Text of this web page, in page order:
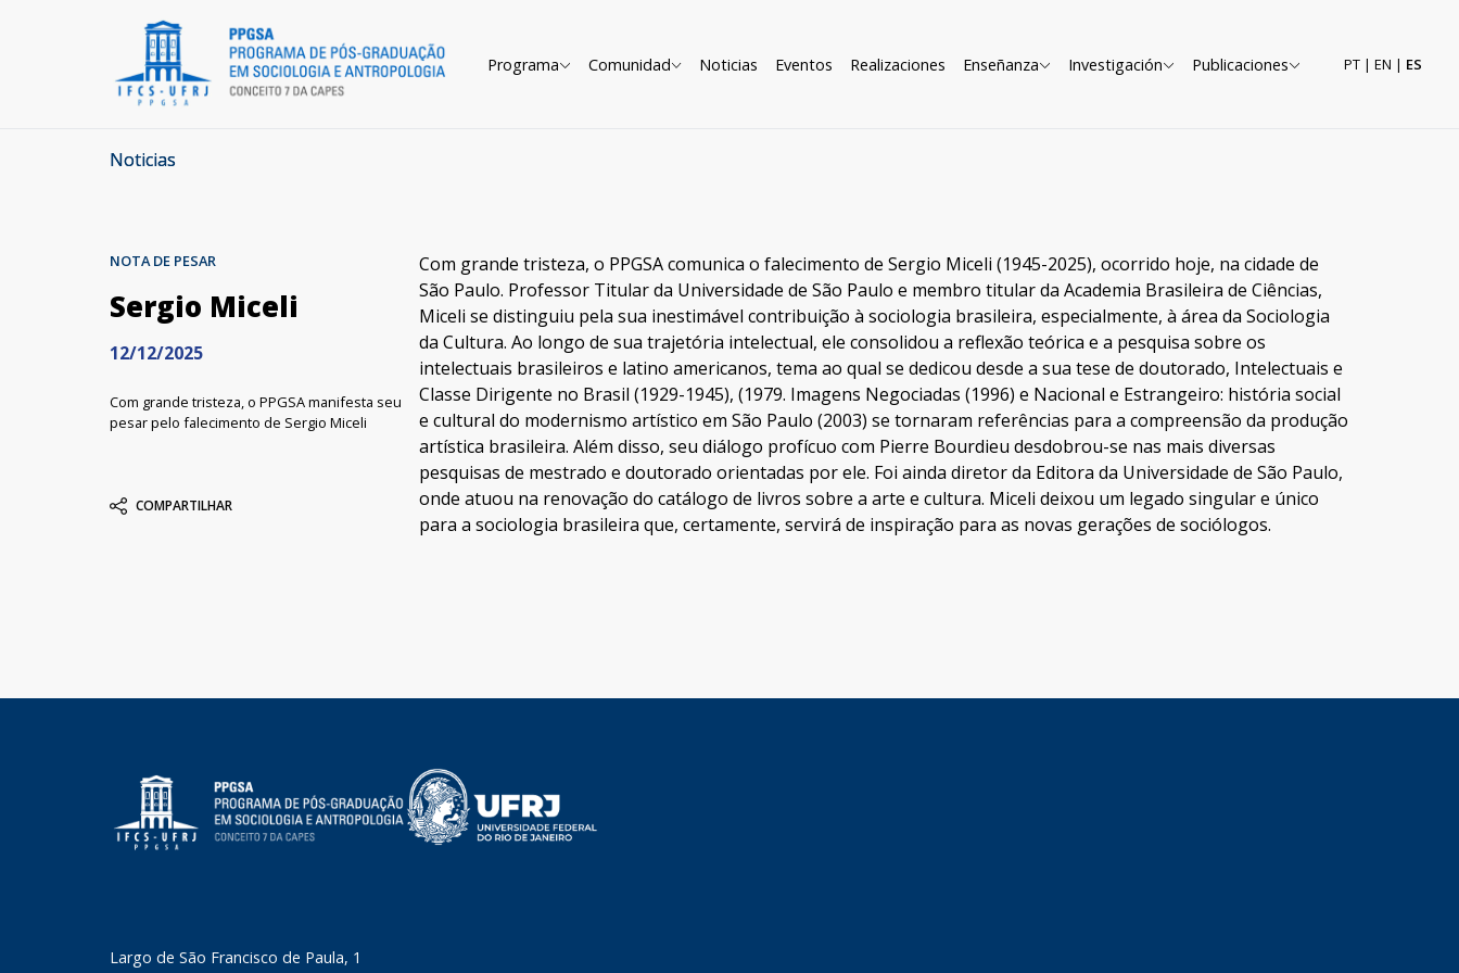
Programa Comunidad Noticias Eventos Realizaciones Enseñanza Investigación Publicaciones PT| EN | ES
Noticias
NOTA DE PESAR
Sergio Miceli
12/12/2025
Com grande tristeza, o PPGSA manifesta seu
pesar pelo falecimento de Sergio Miceli
COMPARTILHAR
Com grande tristeza, o PPGSA comunica o falecimento de Sergio Miceli (1945-2025), ocorrido hoje, na cidade de
São Paulo. Professor Titular da Universidade de São Paulo e membro titular da Academia Brasileira de Ciências,
Miceli se distinguiu pela sua inestimável contribuição à sociologia brasileira, especialmente, à área da Sociologia
da Cultura. Ao longo de sua trajetória intelectual, ele consolidou a reflexão teórica e a pesquisa sobre os
intelectuais brasileiros e latino americanos, tema ao qual se dedicou desde a sua tese de doutorado, Intelectuais e
Classe Dirigente no Brasil (1929-1945), (1979. Imagens Negociadas (1996) e Nacional e Estrangeiro: história social
e cultural do modernismo artístico em São Paulo (2003) se tornaram referências para a compreensão da produção
artística brasileira. Além disso, seu diálogo profícuo com Pierre Bourdieu desdobrou-se nas mais diversas
pesquisas de mestrado e doutorado orientadas por ele. Foi ainda diretor da Editora da Universidade de São Paulo,
onde atuou na renovação do catálogo de livros sobre a arte e cultura. Miceli deixou um legado singular e único
para a sociologia brasileira que, certamente, servirá de inspiração para as novas gerações de sociólogos.
​Largo de São Francisco de Paula, 1